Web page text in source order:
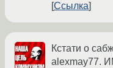
Ссылка
Кстати о
alexmay77.